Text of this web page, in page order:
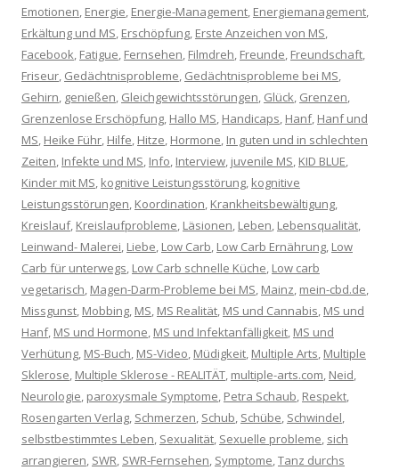
Emotionen, Energie, Energie-Management, Energiemanagement,
Erkältung und MS, Erschöpfung, Erste Anzeichen von MS,
Facebook, Fatigue, Fernsehen, Filmdreh, Freunde, Freundschaft,
Friseur, Gedächtnisprobleme, Gedächtnisprobleme bei MS,
Gehirn, genießen, Gleichgewichtsstörungen, Glück, Grenzen,
Grenzenlose Erschöpfung, Hallo MS, Handicaps, Hanf, Hanf und
MS, Heike Führ, Hilfe, Hitze, Hormone, In guten und in schlechten
Zeiten, Infekte und MS, Info, Interview, juvenile MS, KID BLUE,
Kinder mit MS, kognitive Leistungsstörung, kognitive
Leistungsstörungen, Koordination, Krankheitsbewältigung,
Kreislauf, Kreislaufprobleme, Läsionen, Leben, Lebensqualität,
Leinwand- Malerei, Liebe, Low Carb, Low Carb Ernährung, Low
Carb für unterwegs, Low Carb schnelle Küche, Low carb
vegetarisch, Magen-Darm-Probleme bei MS, Mainz, mein-cbd.de,
Missgunst, Mobbing, MS, MS Realität, MS und Cannabis, MS und
Hanf, MS und Hormone, MS und Infektanfälligkeit, MS und
Verhütung, MS-Buch, MS-Video, Müdigkeit, Multiple Arts, Multiple
Sklerose, Multiple Sklerose - REALITÄT, multiple-arts.com, Neid,
Neurologie, paroxysmale Symptome, Petra Schaub, Respekt,
Rosengarten Verlag, Schmerzen, Schub, Schübe, Schwindel,
selbstbestimmtes Leben, Sexualität, Sexuelle probleme, sich
arrangieren, SWR, SWR-Fernsehen, Symptome,Tanz durchs